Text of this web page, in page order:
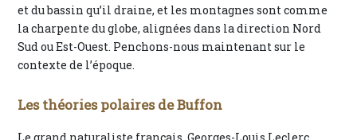
et du bassin qu’il draine, et les montagnes sont comme
la charpente du globe, alignées dans la direction Nord
Sud ou Est-Ouest. Penchons-nous maintenant sur le
contexte de l’époque.
Les théories polaires de Buffon
Le grand naturaliste français, Georges-Louis Leclerc,